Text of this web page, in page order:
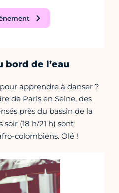
bord de l’eau
apprendre à danser ?
de Paris en Seine, des
près du bassin de la
soir (18 h/21 h) sont
colombiens. Olé !